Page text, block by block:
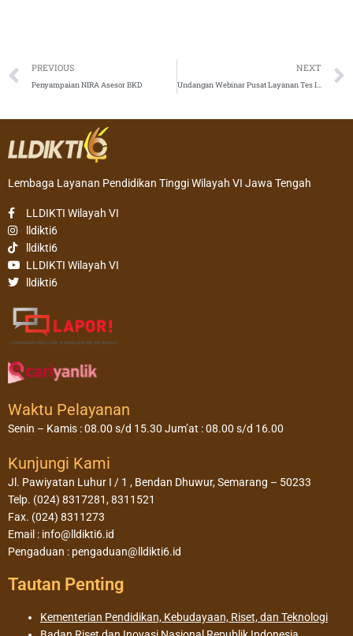
Prev
PREVIOUS
Penyampaian NIRA Asesor BKD
NEXT
Undangan Webinar Pusat Layanan Tes Indonesia
Lembaga Layanan Pendidikan Tinggi Wilayah VI Jawa Tengah
LLDIKTI Wilayah VI
lldikti6
lldikti6
LLDIKTI Wilayah VI
lldikti6
Waktu Pelayanan
Senin – Kamis : 08.00 s/d 15.30 Jum’at : 08.00 s/d 16.00
Kunjungi Kami
Jl. Pawiyatan Luhur I / 1 , Bendan Dhuwur, Semarang – 50233
Telp. (024) 8317281, 8311521
Fax. (024) 8311273
Email : info@lldikti6.id
Pengaduan : pengaduan@lldikti6.id
Tautan Penting
Kementerian Pendidikan, Kebudayaan, Riset, dan Teknologi